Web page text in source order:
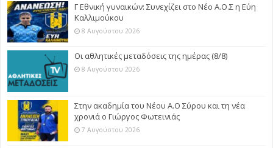
Γ Εθνική γυναικών: Συνεχίζει στο Νέο Α.Ο.Σ η Εύη
Καλλιμούκου
8 Αυγούστου 2026
Οι αθλητικές μεταδόσεις της ημέρας (8/8)
8 Αυγούστου 2026
Στην ακαδημία του Νέου Α.Ο Σύρου και τη νέα
χρονιά ο Γιώργος Φωτεινιάς
7 Αυγούστου 2026